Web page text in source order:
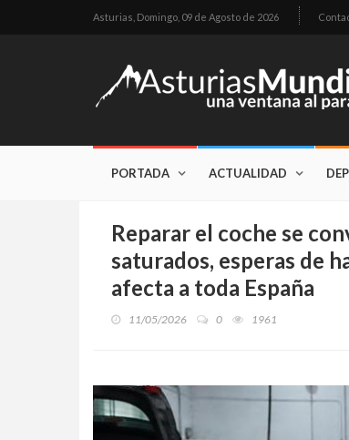
Asturias, Domingo, 09 de Agosto de 2026
PORTADA ACTUALIDAD
Reparar el coche se
saturados, esperas de
afecta a toda España
11/05/2026 0 1961